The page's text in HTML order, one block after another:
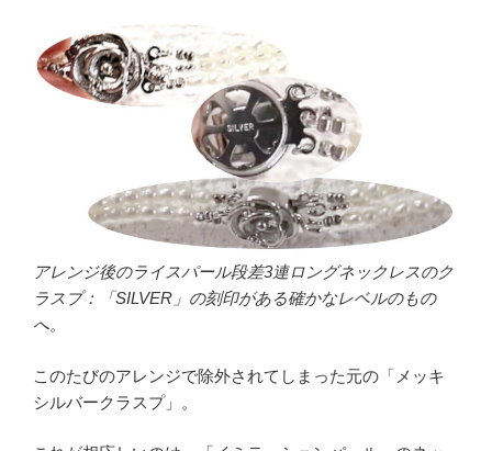
アレンジ後のライスパール段差3連ロングネックレスのク
ラスプ：「SILVER」の刻印がある確かなレベルのもの
へ。
このたびのアレンジで除外されてしまった元の「メッキ
シルバークラスプ」。